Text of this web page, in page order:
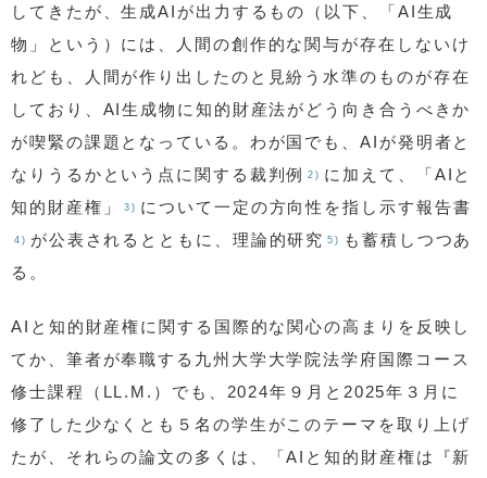
してきたが、生成AIが出力するもの（以下、「AI生成
物」という）には、人間の創作的な関与が存在しないけ
れども、人間が作り出したのと見紛う水準のものが存在
しており、AI生成物に知的財産法がどう向き合うべきか
が喫緊の課題となっている。わが国でも、AIが発明者と
なりうるかという点に関する裁判例
2) に加えて、「AIと
知的財産権」
3) について一定の方向性を指し示す報告書
4) が公表されるとともに、理論的研究 5)
も蓄積しつつあ
る。
AIと知的財産権に関する国際的な関心の高まりを反映し
てか、筆者が奉職する九州大学大学院法学府国際コース
修士課程（LL.M.）でも、2024年９月と2025年３月に
修了した少なくとも５名の学生がこのテーマを取り上げ
たが、それらの論文の多くは、「AIと知的財産権は『新